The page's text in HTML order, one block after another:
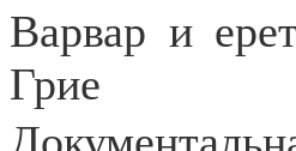
Варвар и
Грие